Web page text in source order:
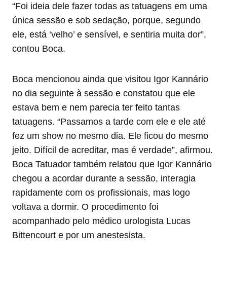
“Foi ideia dele fazer todas as tatuagens em uma
única sessão e sob sedação, porque, segundo
ele, está ‘velho’ e sensível, e sentiria muita dor”,
contou Boca.
Boca mencionou ainda que visitou Igor Kannário
no dia seguinte à sessão e constatou que ele
estava bem e nem parecia ter feito tantas
tatuagens. “Passamos a tarde com ele e ele até
fez um show no mesmo dia. Ele ficou do mesmo
jeito. Difícil de acreditar, mas é verdade”, afirmou.
Boca Tatuador também relatou que Igor Kannário
chegou a acordar durante a sessão, interagia
rapidamente com os profissionais, mas logo
voltava a dormir. O procedimento foi
acompanhado pelo médico urologista Lucas
Bittencourt e por um anestesista.